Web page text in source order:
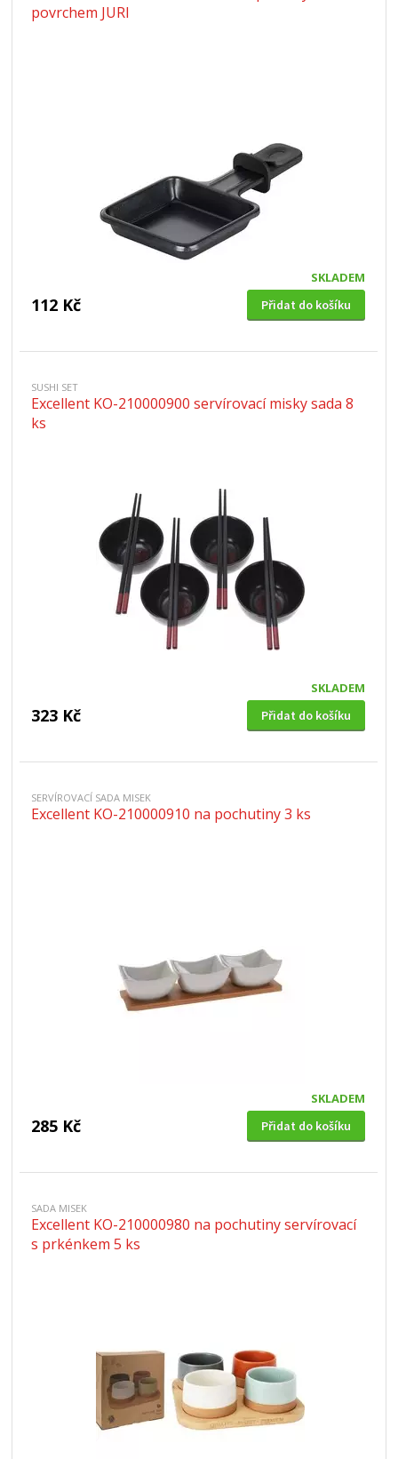
povrchem JURI
SKLADEM
112 Kč Přidat do košíku
SUSHI SET
Excellent KO-210000900 servírovací misky sada 8
ks
SKLADEM
323 Kč Přidat do košíku
SERVÍROVACÍ SADA MISEK
Excellent KO-210000910 na pochutiny 3 ks
SKLADEM
285 Kč Přidat do košíku
SADA MISEK
Excellent KO-210000980 na pochutiny servírovací
s prkénkem 5 ks